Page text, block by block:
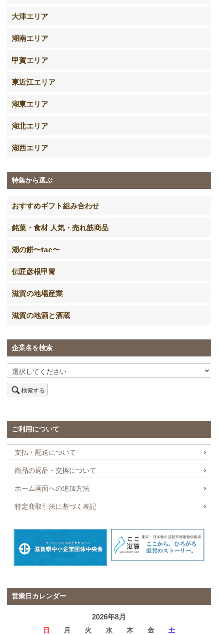
大津エリア
湖南エリア
甲賀エリア
東近江エリア
湖東エリア
湖北エリア
湖西エリア
特集から選ぶ
おすすめギフト組み合わせ
銘菓・食材 人気・売れ筋商品
湖の餅〜tae〜
伝匠彦根甲冑
滋賀の地場産業
滋賀の地酒と酒蔵
企業名を検索
検索する
ご利用について
支払・配送について
商品の返品・交換について
ホーム画面への追加方法
特定商取引法に基づく表記
営業日カレンダー
2026年8月
日 月 火 水 木 金
土